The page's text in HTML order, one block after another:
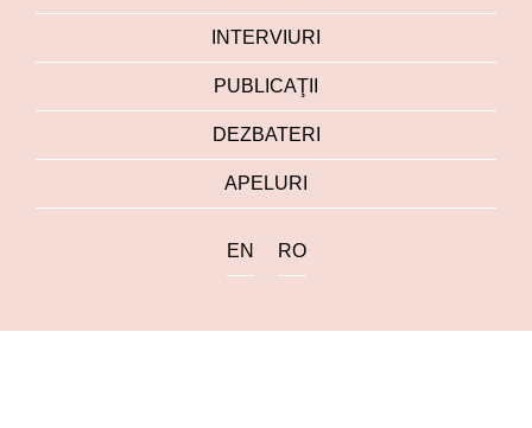
INTERVIURI
PUBLICAŢII
DEZBATERI
APELURI
EN RO